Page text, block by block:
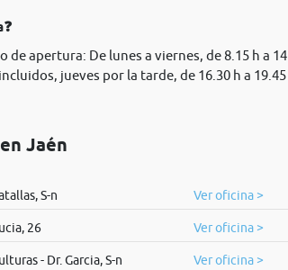
apertura: De lunes a viernes, de 8.15 h a 14
jueves por la tarde, de 16.30 h a 19.45
Jaén
S-n Ver oficina >
26 Ver oficina >
- Dr. Garcia, S-n Ver oficina >